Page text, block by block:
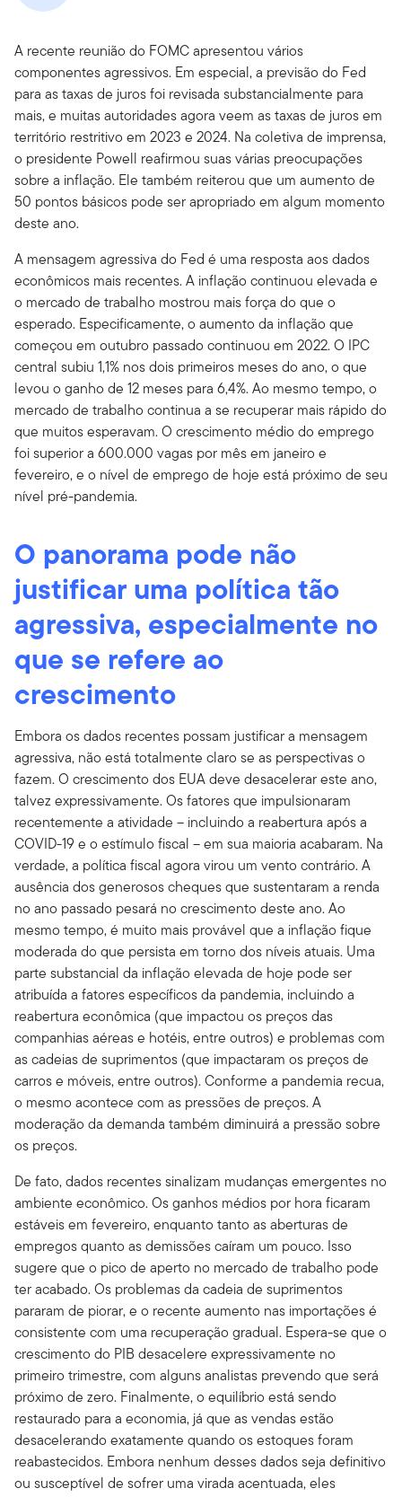
A recente reunião do FOMC apresentou vários
componentes agressivos. Em especial, a previsão do Fed
para as taxas de juros foi revisada substancialmente para
mais, e muitas autoridades agora veem as taxas de juros em
território restritivo em 2023 e 2024. Na coletiva de imprensa,
o presidente Powell reafirmou suas várias preocupações
sobre a inflação. Ele também reiterou que um aumento de
50 pontos básicos pode ser apropriado em algum momento
deste ano.
A mensagem agressiva do Fed é uma resposta aos dados
econômicos mais recentes. A inflação continuou elevada e
o mercado de trabalho mostrou mais força do que o
esperado. Especificamente, o aumento da inflação que
começou em outubro passado continuou em 2022. O IPC
central subiu 1,1% nos dois primeiros meses do ano, o que
levou o ganho de 12 meses para 6,4%. Ao mesmo tempo, o
mercado de trabalho continua a se recuperar mais rápido do
que muitos esperavam. O crescimento médio do emprego
foi superior a 600.000 vagas por mês em janeiro e
fevereiro, e o nível de emprego de hoje está próximo de seu
nível pré-pandemia.
O panorama pode não
justificar uma política tão
agressiva, especialmente no
que se refere ao
crescimento
Embora os dados recentes possam justificar a mensagem
agressiva, não está totalmente claro se as perspectivas o
fazem. O crescimento dos EUA deve desacelerar este ano,
talvez expressivamente. Os fatores que impulsionaram
recentemente a atividade – incluindo a reabertura após a
COVID-19 e o estímulo fiscal – em sua maioria acabaram. Na
verdade, a política fiscal agora virou um vento contrário. A
ausência dos generosos cheques que sustentaram a renda
no ano passado pesará no crescimento deste ano. Ao
mesmo tempo, é muito mais provável que a inflação fique
moderada do que persista em torno dos níveis atuais. Uma
parte substancial da inflação elevada de hoje pode ser
atribuída a fatores específicos da pandemia, incluindo a
reabertura econômica (que impactou os preços das
companhias aéreas e hotéis, entre outros) e problemas com
as cadeias de suprimentos (que impactaram os preços de
carros e móveis, entre outros). Conforme a pandemia recua,
o mesmo acontece com as pressões de preços. A
moderação da demanda também diminuirá a pressão sobre
os preços.
De fato, dados recentes sinalizam mudanças emergentes no
ambiente econômico. Os ganhos médios por hora ficaram
estáveis em fevereiro, enquanto tanto as aberturas de
empregos quanto as demissões caíram um pouco. Isso
sugere que o pico de aperto no mercado de trabalho pode
ter acabado. Os problemas da cadeia de suprimentos
pararam de piorar, e o recente aumento nas importações é
consistente com uma recuperação gradual. Espera-se que o
crescimento do PIB desacelere expressivamente no
primeiro trimestre, com alguns analistas prevendo que será
próximo de zero. Finalmente, o equilíbrio está sendo
restaurado para a economia, já que as vendas estão
desacelerando exatamente quando os estoques foram
reabastecidos. Embora nenhum desses dados seja definitivo
ou susceptível de sofrer uma virada acentuada, eles